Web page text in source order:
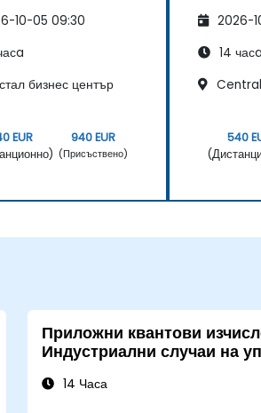
10-05 09:30
бизнес център
EUR
940 EUR
(Присъствено)
2026-
14 часa
540
Приложни квантови
Индустриални случаи на
14 Часа